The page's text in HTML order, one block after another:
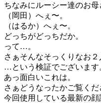
ちなみにルーシー達のお
（岡田）へぇ〜。
（はるか）へぇ〜。
どっちがどっちだか。
って…。
さぁそんなそっくりなお
…という検証でございます
あっ面白いこれは。
さぁどうなったかご覧くだ
今回使用している最新の